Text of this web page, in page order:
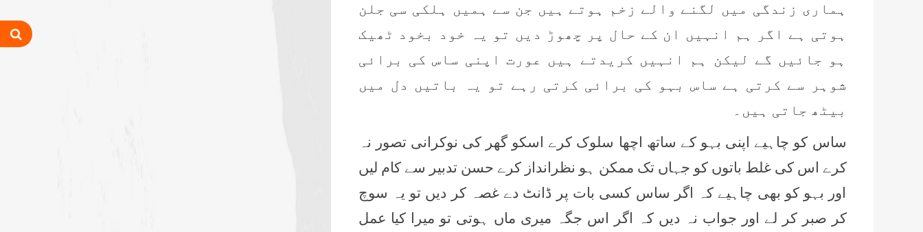
ہماری زندگی میں لگنے والے زخم ہوتے ہیں جن سے ہمیں ہلکی سی جلن
ہوتی ہے اگر ہم انہیں ان کے حال پر چھوڑ دیں تو یہ خود بخود ٹھیک
ہو جائیں گے لیکن ہم انہیں کریدتے ہیں عورت اپنی ساس کی برائی
شوہر سے کرتی ہے ساس بہو کی برائی کرتی رہے تو یہ باتیں دل میں
بیٹھ جاتی ہیں۔
ساس کو چاہیے اپنی بہو کے ساتھ اچھا سلوک کرے اسکو گھر کی نوکرانی تصور نہ
کرے اس کی غلط باتوں کو جہاں تک ممکن ہو نظرانداز کرے حسن تدبیر سے کام لیں
اور بہو کو بھی چاہیے کہ اگر ساس کسی بات پر ڈانٹ دے غصہ کر دیں تو یہ سوچ
کر صبر کر لے اور جواب نہ دیں کہ اگر اس جگہ میری ماں ہوتی تو میرا کیا عمل